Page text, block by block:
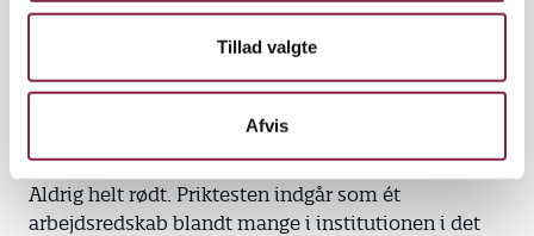
Tillad valgte
Afvis
udtryk for et barn, du som pædagog har et godt
forhold til. Et barn, som du kan matche og drage
den rette omsorg for," siger Susie Agerbo.
Aldrig helt rødt. Priktesten indgår som ét
arbejdsredskab blandt mange i institutionen i det